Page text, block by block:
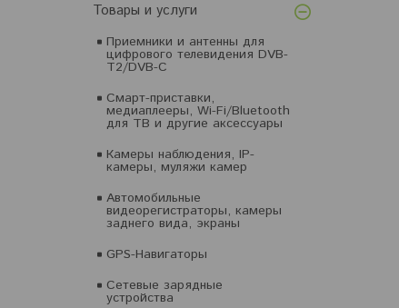
Товары и услуги
Приемники и антенны для
цифрового телевидения DVB-
T2/DVB-C
Смарт-приставки,
медиаплееры, Wi-Fi/Bluetooth
для ТВ и другие аксессуары
Камеры наблюдения, IP-
камеры, муляжи камер
Автомобильные
видеорегистраторы, камеры
заднего вида, экраны
GPS-Навигаторы
Сетевые зарядные
устройства